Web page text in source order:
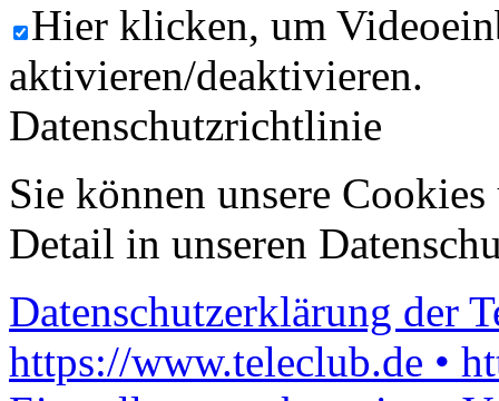
Hier klicken, um
aktivieren/deaktivieren.
Datenschutzrichtlinie
Sie können unsere
Detail in unseren
Datenschutzerklärung der
https://www.teleclub.de •